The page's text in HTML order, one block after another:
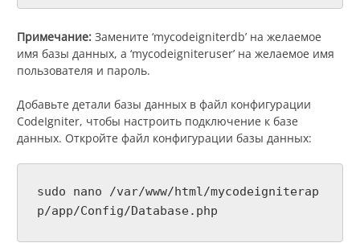
Примечание: Замените ‘mycodeigniterdb’ на желаемое
имя базы данных, а ‘mycodeigniteruser’ на желаемое имя
пользователя и пароль.
Добавьте детали базы данных в файл конфигурации
CodeIgniter, чтобы настроить подключение к базе
данных. Откройте файл конфигурации базы данных:
sudo nano /var/www/html/mycodeigniterap
p/app/Config/Database.php